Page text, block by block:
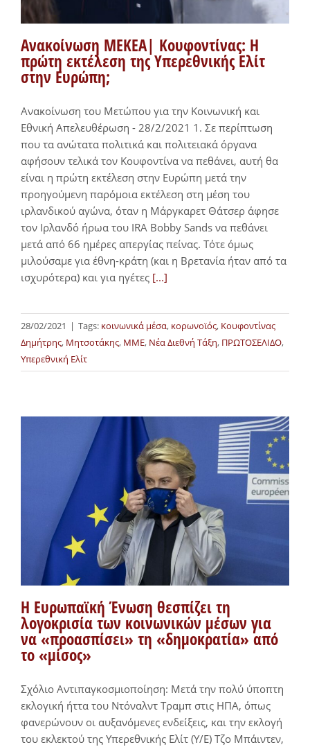
Ανακοίνωση ΜΕΚΕΑ| Κουφοντίνας: Η
πρώτη εκτέλεση της Υπερεθνικής Ελίτ
στην Ευρώπη;
Ανακοίνωση του Μετώπου για την Κοινωνική και
Εθνική Απελευθέρωση - 28/2/2021 1. Σε περίπτωση
που τα ανώτατα πολιτικά και πολιτειακά όργανα
αφήσουν τελικά τον Κουφοντίνα να πεθάνει, αυτή θα
είναι η πρώτη εκτέλεση στην Ευρώπη μετά την
προηγούμενη παρόμοια εκτέλεση στη μέση του
ιρλανδικού αγώνα, όταν η Μάργκαρετ Θάτσερ άφησε
τον Ιρλανδό ήρωα του IRA Bobby Sands να πεθάνει
μετά από 66 ημέρες απεργίας πείνας. Τότε όμως
μιλούσαμε για έθνη-κράτη (και η Βρετανία ήταν από τα
ισχυρότερα) και για ηγέτες [...]
28/02/2021 | Tags: κοινωνικά μέσα, κορωνοϊός, Κουφοντίνας
Δημήτρης, Μητσοτάκης, ΜΜΕ, Νέα Διεθνή Τάξη, ΠΡΩΤΟΣΕΛΙΔΟ,
Υπερεθνική Ελίτ
Η Ευρωπαϊκή Ένωση θεσπίζει τη
λογοκρισία των κοινωνικών μέσων για
να «προασπίσει» τη «δημοκρατία» από
το «μίσος»
Σχόλιο Αντιπαγκοσμιοποίηση: Μετά την πολύ ύποπτη
εκλογική ήττα του Ντόναλντ Τραμπ στις ΗΠΑ, όπως
φανερώνουν οι αυξανόμενες ενδείξεις, και την εκλογή
του εκλεκτού της Υπερεθνικής Ελίτ (Υ/Ε) Τζο Μπάιντεν,